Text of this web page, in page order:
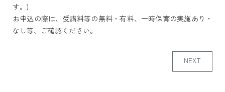
す。)
お申込の際は、受講料等の無料・有料、一時保育の実施あり・
なし等、ご確認ください。
NEXT